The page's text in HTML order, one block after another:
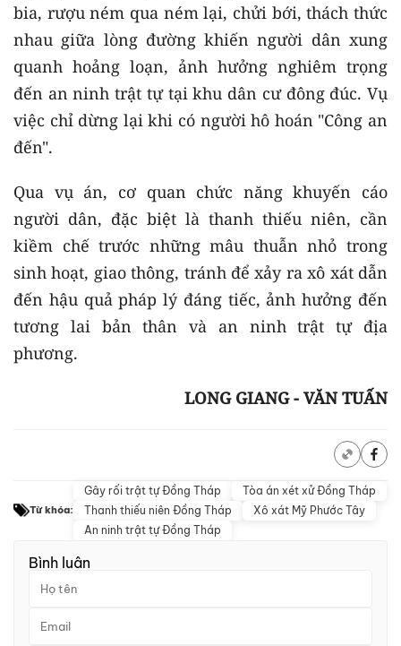
bia, rượu ném qua ném lại, chửi bới, thách thức
nhau giữa lòng đường khiến người dân xung
quanh hoảng loạn, ảnh hưởng nghiêm trọng
đến an ninh trật tự tại khu dân cư đông đúc. Vụ
việc chỉ dừng lại khi có người hô hoán "Công an
đến".
Qua vụ án, cơ quan chức năng khuyến cáo
người dân, đặc biệt là thanh thiếu niên, cần
kiềm chế trước những mâu thuẫn nhỏ trong
sinh hoạt, giao thông, tránh để xảy ra xô xát dẫn
đến hậu quả pháp lý đáng tiếc, ảnh hưởng đến
tương lai bản thân và an ninh trật tự địa
phương.
LONG GIANG - VĂN TUẤN
Từ khóa:
Gây rối trật tự Đồng Tháp
Tòa án xét xử Đồng Tháp
Thanh thiếu niên Đồng Tháp
Xô xát Mỹ Phước Tây
An ninh trật tự Đồng Tháp
Bình luận